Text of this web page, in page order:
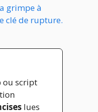
grimpe à
clé de rupture.
ou script
lues